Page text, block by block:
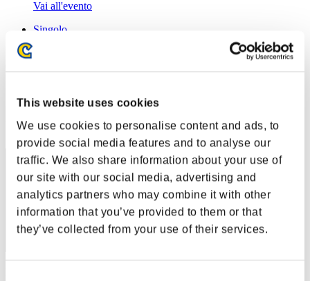
This website uses cookies
We use cookies to personalise content and ads, to
provide social media features and to analyse our
traffic. We also share information about your use of
our site with our social media, advertising and
analytics partners who may combine it with other
information that you’ve provided to them or that
they’ve collected from your use of their services.
Vai all'evento
Singolo
Posizione
41